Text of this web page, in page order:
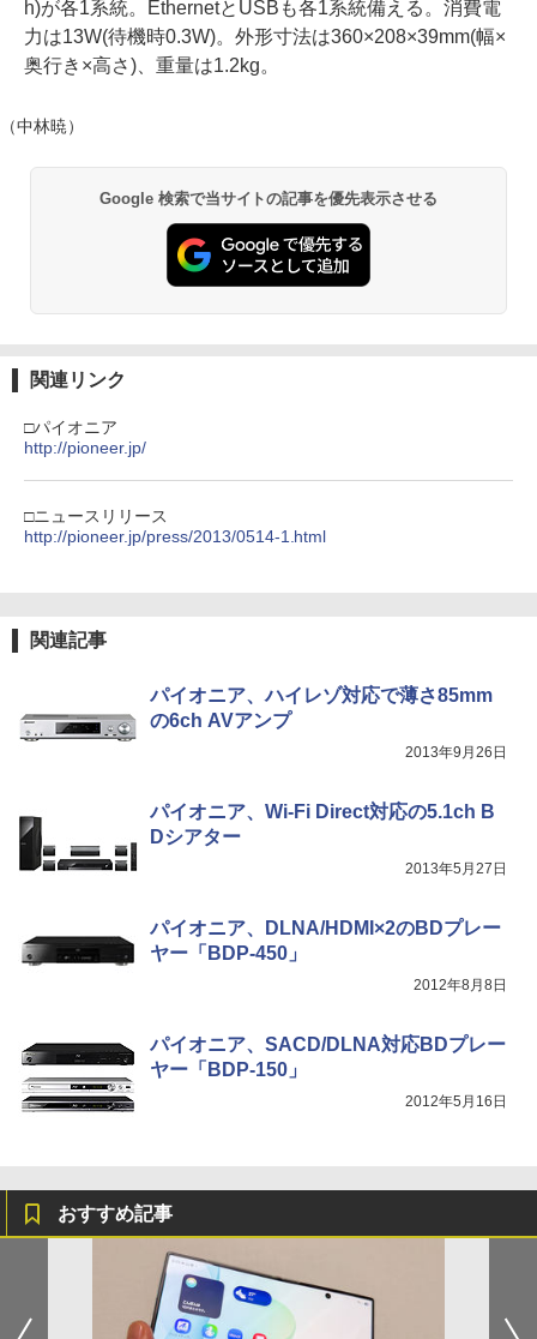
h)が各1系統。EthernetとUSBも各1系統備える。消費電
力は13W(待機時0.3W)。外形寸法は360×208×39mm(幅×
奥行き×高さ)、重量は1.2kg。
（中林暁）
Google 検索で当サイトの記事を優先表示させる
関連リンク
□パイオニア
http://pioneer.jp/
□ニュースリリース
http://pioneer.jp/press/2013/0514-1.html
関連記事
パイオニア、ハイレゾ対応で薄さ85mm
の6ch AVアンプ
2013年9月26日
パイオニア、Wi-Fi Direct対応の5.1ch B
Dシアター
2013年5月27日
パイオニア、DLNA/HDMI×2のBDプレー
ヤー「BDP-450」
2012年8月8日
パイオニア、SACD/DLNA対応BDプレー
ヤー「BDP-150」
2012年5月16日
おすすめ記事